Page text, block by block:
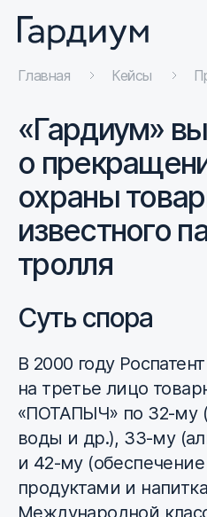
Главная Кейсы
«Гардиум»
о
охраны
известного
тролля
Суть спора
В 2000 году
на третье лицо
«ПОТАПЫЧ» по 32-му
воды и др.), 33-му
и 42-му
продуктами и
Международной